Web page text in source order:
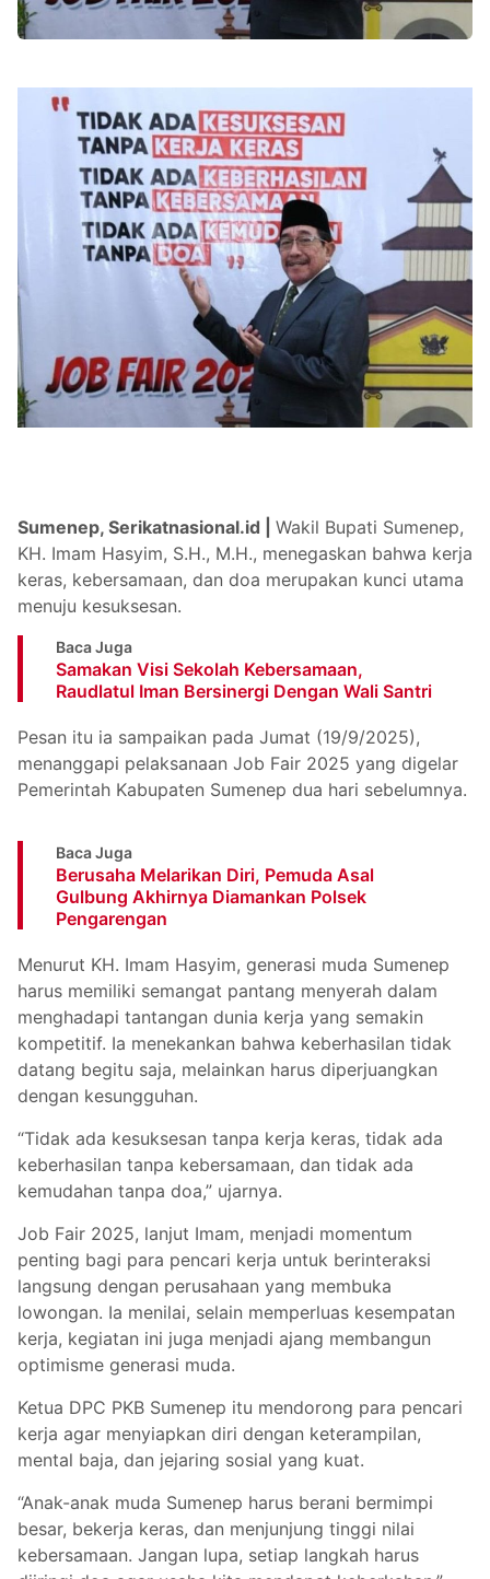
Sumenep, Serikatnasional.id | Wakil Bupati Sumenep,
KH. Imam Hasyim, S.H., M.H., menegaskan bahwa kerja
keras, kebersamaan, dan doa merupakan kunci utama
menuju kesuksesan.
Baca Juga
Samakan Visi Sekolah Kebersamaan,
Raudlatul Iman Bersinergi Dengan Wali Santri
Pesan itu ia sampaikan pada Jumat (19/9/2025),
menanggapi pelaksanaan Job Fair 2025 yang digelar
Pemerintah Kabupaten Sumenep dua hari sebelumnya.
Baca Juga
Berusaha Melarikan Diri, Pemuda Asal
Gulbung Akhirnya Diamankan Polsek
Pengarengan
Menurut KH. Imam Hasyim, generasi muda Sumenep
harus memiliki semangat pantang menyerah dalam
menghadapi tantangan dunia kerja yang semakin
kompetitif. Ia menekankan bahwa keberhasilan tidak
datang begitu saja, melainkan harus diperjuangkan
dengan kesungguhan.
“Tidak ada kesuksesan tanpa kerja keras, tidak ada
keberhasilan tanpa kebersamaan, dan tidak ada
kemudahan tanpa doa,” ujarnya.
Job Fair 2025, lanjut Imam, menjadi momentum
penting bagi para pencari kerja untuk berinteraksi
langsung dengan perusahaan yang membuka
lowongan. Ia menilai, selain memperluas kesempatan
kerja, kegiatan ini juga menjadi ajang membangun
optimisme generasi muda.
Ketua DPC PKB Sumenep itu mendorong para pencari
kerja agar menyiapkan diri dengan keterampilan,
mental baja, dan jejaring sosial yang kuat.
“Anak-anak muda Sumenep harus berani bermimpi
besar, bekerja keras, dan menjunjung tinggi nilai
kebersamaan. Jangan lupa, setiap langkah harus